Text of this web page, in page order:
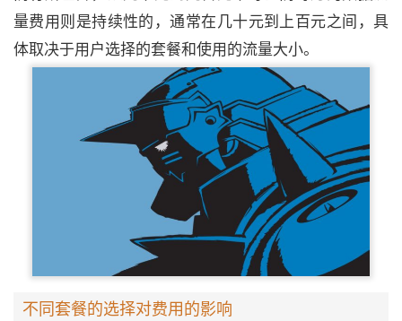
量费用则是持续性的，通常在几十元到上百元之间，具
体取决于用户选择的套餐和使用的流量大小。
不同套餐的选择对费用的影响